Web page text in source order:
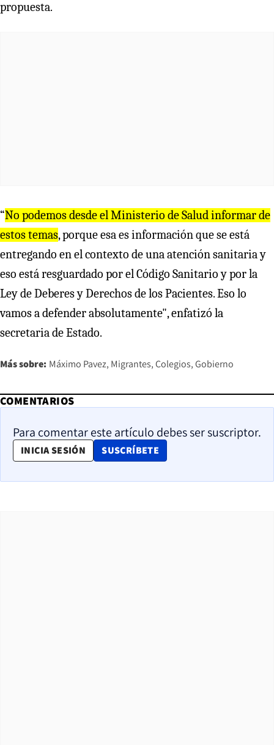
propuesta.
“No podemos desde el Ministerio de Salud informar de
estos temas, porque esa es información que se está
entregando en el contexto de una atención sanitaria y
eso está resguardado por el Código Sanitario y por la
Ley de Deberes y Derechos de los Pacientes. Eso lo
vamos a defender absolutamente", enfatizó la
secretaria de Estado.
Más sobre: Máximo Pavez Migrantes Colegios Gobierno
COMENTARIOS
Para comentar este artículo debes ser suscriptor.
INICIA SESIÓN SUSCRÍBETE
OPENS IN NEW WINDOW